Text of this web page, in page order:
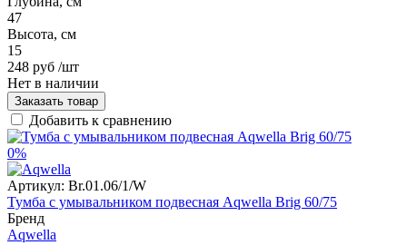
47
Высота, см
15
248 руб /шт
Нет в наличии
Заказать товар
Добавить к сравнению
0%
Артикул: Br.01.06/1/W
Тумба с умывальником подвесная Aqwella Brig 60/75
Бренд
Aqwella